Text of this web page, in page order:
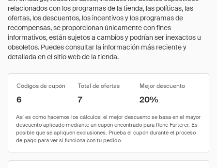
relacionados con los programas de la tienda, las políticas, las
ofertas, los descuentos, los incentivos y los programas de
recompensas, se proporcionan únicamente con fines
informativos, están sujetos a cambios y podrían ser inexactos u
obsoletos. Puedes consultar la información más reciente y
detallada en el sitio web de la tienda.
Códigos de cupón Total de ofertas Mejor descuento
6 7 20%